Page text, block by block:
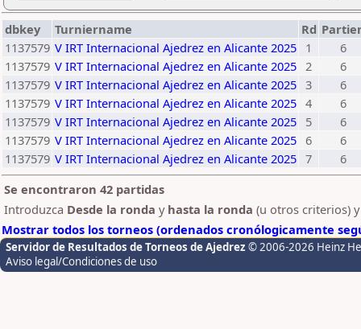
dbkey Turniername Rd
1137579 V IRT Internacional Ajedrez en Alicante 2025 1
6
1137579 V IRT Internacional Ajedrez en Alicante 2025 2
6
1137579 V IRT Internacional Ajedrez en Alicante 2025 3
6
1137579 V IRT Internacional Ajedrez en Alicante 2025 4
6
1137579 V IRT Internacional Ajedrez en Alicante 2025 5
6
1137579 V IRT Internacional Ajedrez en Alicante 2025 6
6
1137579 V IRT Internacional Ajedrez en Alicante 2025 7
6
Se encontraron 42 partidas
Introduzca Desde la ronda y hasta la ronda (u otros criterios)
Mostrar todos los torneos (ordenados cronólogicamente
Servidor de Resultados de Torneos de Ajedrez © 2006-2026 Heinz
Aviso legal/Condiciones de uso